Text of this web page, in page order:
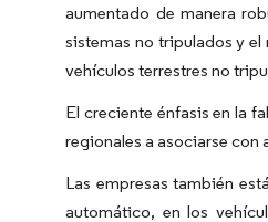
aumentado de manera
sistemas no tripulados y
vehículos terrestres no
El creciente énfasis en la
regionales a asociarse
Las empresas también
automático, en los